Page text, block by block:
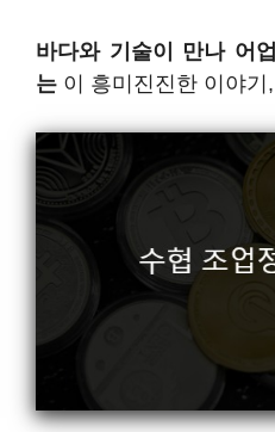
바다와 기술이 만나 어
는 이 흥미진진한 이야